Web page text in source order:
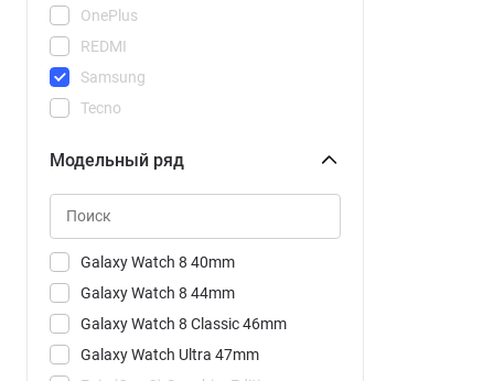
OnePlus
REDMI
Samsung
Tecno
Модельный ряд
Galaxy Watch 8 40mm
Galaxy Watch 8 44mm
Galaxy Watch 8 Classic 46mm
Galaxy Watch Ultra 47mm